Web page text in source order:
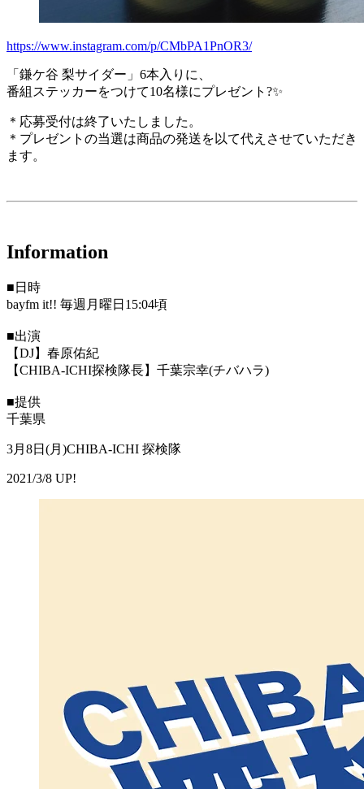
https://www.instagram.com/p/CMbPA1PnOR3/
「鎌ケ谷 梨サイダー」6本入りに、
番組ステッカーをつけて10名様にプレゼント?✨
＊応募受付は終了いたしました。
＊プレゼントの当選は商品の発送を以て代えさせていただき
ます。
Information
■日時
bayfm it!! 毎週月曜日15:04頃
■出演
【DJ】春原佑紀
【CHIBA-ICHI探検隊長】千葉宗幸(チバハラ)
■提供
千葉県
3月8日(月)CHIBA-ICHI 探検隊
2021/3/8 UP!